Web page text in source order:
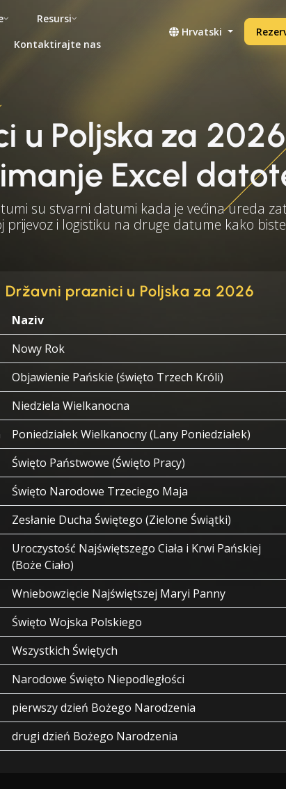
Resursi
Kontaktirajte nas
Hrvatski
u Poljska za
Excel
su stvarni datumi kada je većina ureda
prijevoz i logistiku na druge datume kako
Državni praznici u Poljska za 2026
Naziv
Nowy Rok
Objawienie Pańskie (święto Trzech Króli)
Niedziela Wielkanocna
Poniedziałek Wielkanocny (Lany Poniedziałek)
Święto Państwowe (Święto Pracy)
Święto Narodowe Trzeciego Maja
Zesłanie Ducha Świętego (Zielone Świątki)
Uroczystość Najświętszego Ciała i Krwi Pańskiej
(Boże Ciało)
Wniebowzięcie Najświętszej Maryi Panny
Święto Wojska Polskiego
Wszystkich Świętych
Narodowe Święto Niepodległości
pierwszy dzień Bożego Narodzenia
drugi dzień Bożego Narodzenia